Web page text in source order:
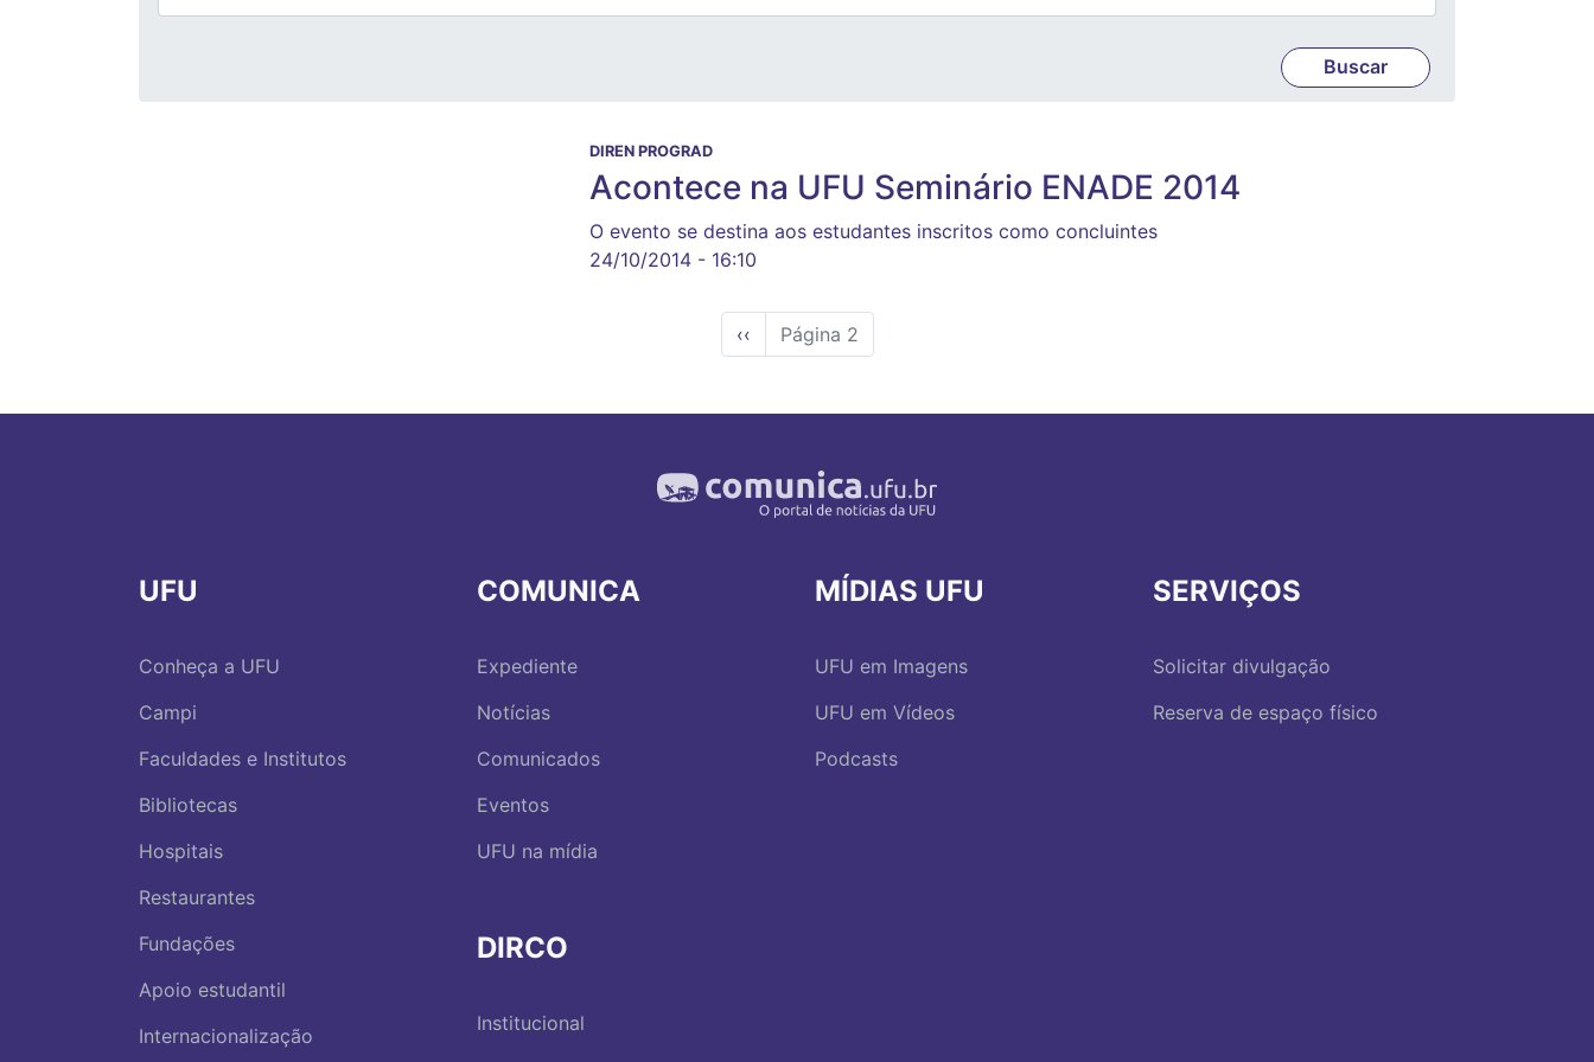
DIREN PROGRAD
Acontece na UFU Seminário ENADE 2014
O evento se destina aos estudantes inscritos como concluintes
24/10/2014 - 16:10
Página
anterior
‹‹ Página 2
UFU
Conheça a UFU
Campi
Faculdades e Institutos
Bibliotecas
Hospitais
Restaurantes
Fundações
Apoio estudantil
Internacionalização
COMUNICA
Expediente
Notícias
Comunicados
Eventos
UFU na mídia
DIRCO
Institucional
MÍDIAS UFU
UFU em Imagens
UFU em Vídeos
Podcasts
SERVIÇOS
Solicitar divulgação
Reserva de espaço físico